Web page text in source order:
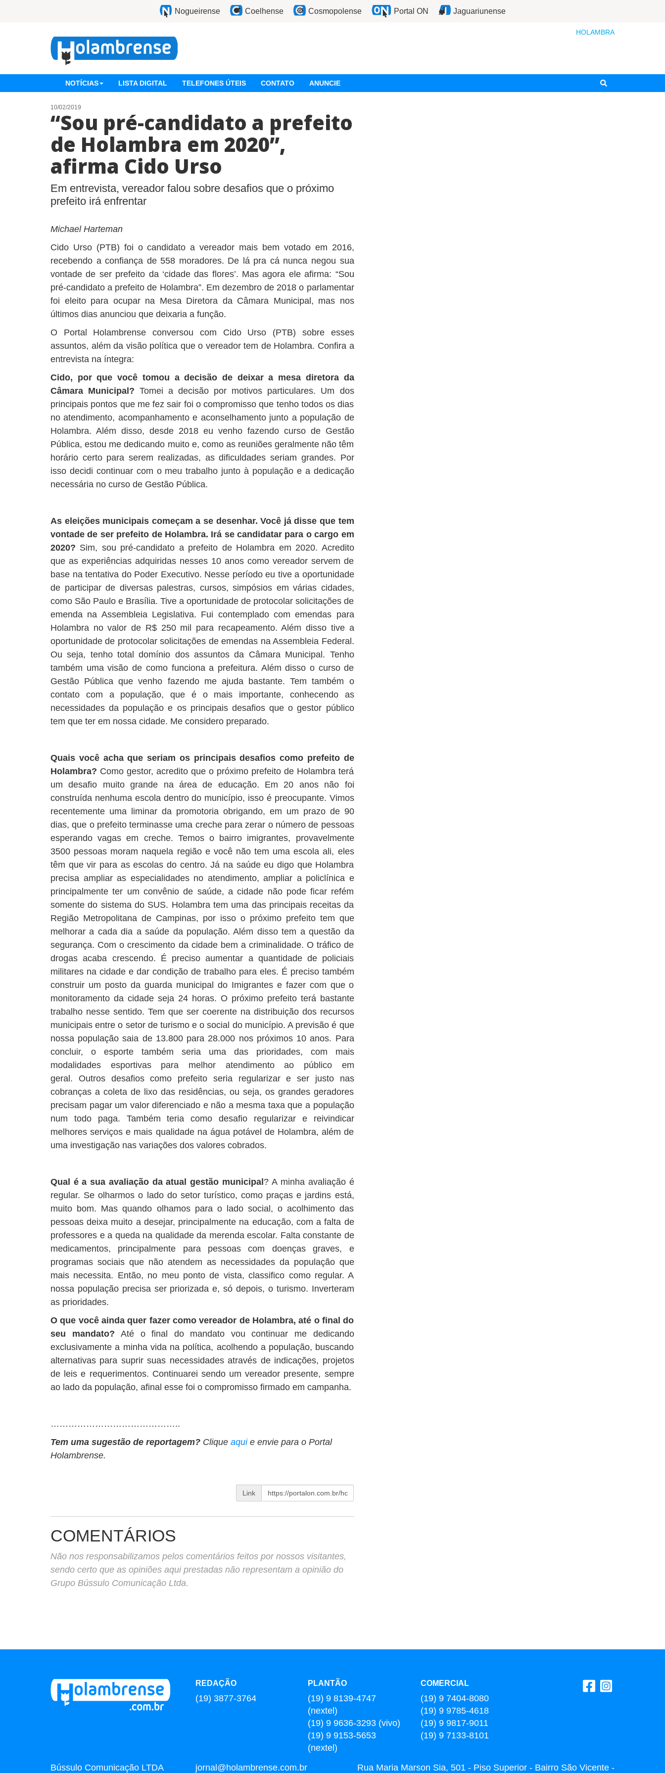
Nogueirense Coelhense Cosmopolense Portal ON Jaguariunense
HOLAMBRA
NOTÍCIAS LISTA DIGITAL TELEFONES ÚTEIS CONTATO ANUNCIE
10/02/2019
“Sou pré-candidato a prefeito
de Holambra em 2020”,
afirma Cido Urso
Em entrevista, vereador falou sobre desafios que o próximo
prefeito irá enfrentar
Michael Harteman
Cido Urso (PTB) foi o candidato a vereador mais bem votado em 2016,
recebendo a confiança de 558 moradores. De lá pra cá nunca negou sua
vontade de ser prefeito da ‘cidade das flores’. Mas agora ele afirma: “Sou
pré-candidato a prefeito de Holambra”. Em dezembro de 2018 o parlamentar
foi eleito para ocupar na Mesa Diretora da Câmara Municipal, mas nos
últimos dias anunciou que deixaria a função.
O Portal Holambrense conversou com Cido Urso (PTB) sobre esses
assuntos, além da visão política que o vereador tem de Holambra. Confira a
entrevista na íntegra:
Cido, por que você tomou a decisão de deixar a mesa diretora da
Câmara Municipal? Tomei a decisão por motivos particulares. Um dos
principais pontos que me fez sair foi o compromisso que tenho todos os dias
no atendimento, acompanhamento e aconselhamento junto a população de
Holambra. Além disso, desde 2018 eu venho fazendo curso de Gestão
Pública, estou me dedicando muito e, como as reuniões geralmente não têm
horário certo para serem realizadas, as dificuldades seriam grandes. Por
isso decidi continuar com o meu trabalho junto à população e a dedicação
necessária no curso de Gestão Pública.
As eleições municipais começam a se desenhar. Você já disse que tem
vontade de ser prefeito de Holambra. Irá se candidatar para o cargo em
2020? Sim, sou pré-candidato a prefeito de Holambra em 2020. Acredito
que as experiências adquiridas nesses 10 anos como vereador servem de
base na tentativa do Poder Executivo. Nesse período eu tive a oportunidade
de participar de diversas palestras, cursos, simpósios em várias cidades,
como São Paulo e Brasília. Tive a oportunidade de protocolar solicitações de
emenda na Assembleia Legislativa. Fui contemplado com emendas para
Holambra no valor de R$ 250 mil para recapeamento. Além disso tive a
oportunidade de protocolar solicitações de emendas na Assembleia Federal.
Ou seja, tenho total domínio dos assuntos da Câmara Municipal. Tenho
também uma visão de como funciona a prefeitura. Além disso o curso de
Gestão Pública que venho fazendo me ajuda bastante. Tem também o
contato com a população, que é o mais importante, conhecendo as
necessidades da população e os principais desafios que o gestor público
tem que ter em nossa cidade. Me considero preparado.
Quais você acha que seriam os principais desafios como prefeito de
Holambra? Como gestor, acredito que o próximo prefeito de Holambra terá
um desafio muito grande na área de educação. Em 20 anos não foi
construída nenhuma escola dentro do município, isso é preocupante. Vimos
recentemente uma liminar da promotoria obrigando, em um prazo de 90
dias, que o prefeito terminasse uma creche para zerar o número de pessoas
esperando vagas em creche. Temos o bairro imigrantes, provavelmente
3500 pessoas moram naquela região e você não tem uma escola ali, eles
têm que vir para as escolas do centro. Já na saúde eu digo que Holambra
precisa ampliar as especialidades no atendimento, ampliar a policlínica e
principalmente ter um convênio de saúde, a cidade não pode ficar refém
somente do sistema do SUS. Holambra tem uma das principais receitas da
Região Metropolitana de Campinas, por isso o próximo prefeito tem que
melhorar a cada dia a saúde da população. Além disso tem a questão da
segurança. Com o crescimento da cidade bem a criminalidade. O tráfico de
drogas acaba crescendo. É preciso aumentar a quantidade de policiais
militares na cidade e dar condição de trabalho para eles. É preciso também
construir um posto da guarda municipal do Imigrantes e fazer com que o
monitoramento da cidade seja 24 horas. O próximo prefeito terá bastante
trabalho nesse sentido. Tem que ser coerente na distribuição dos recursos
municipais entre o setor de turismo e o social do município. A previsão é que
nossa população saia de 13.800 para 28.000 nos próximos 10 anos. Para
concluir, o esporte também seria uma das prioridades, com mais
modalidades esportivas para melhor atendimento ao público em
geral. Outros desafios como prefeito seria regularizar e ser justo nas
cobranças a coleta de lixo das residências, ou seja, os grandes geradores
precisam pagar um valor diferenciado e não a mesma taxa que a população
num todo paga. Também teria como desafio regularizar e reivindicar
melhores serviços e mais qualidade na água potável de Holambra, além de
uma investigação nas variações dos valores cobrados.
Qual é a sua avaliação da atual gestão municipal ? A minha avaliação é
regular. Se olharmos o lado do setor turístico, como praças e jardins está,
muito bom. Mas quando olhamos para o lado social, o acolhimento das
pessoas deixa muito a desejar, principalmente na educação, com a falta de
professores e a queda na qualidade da merenda escolar. Falta constante de
medicamentos, principalmente para pessoas com doenças graves, e
programas sociais que não atendem as necessidades da população que
mais necessita. Então, no meu ponto de vista, classifico como regular. A
nossa população precisa ser priorizada e, só depois, o turismo. Inverteram
as prioridades.
O que você ainda quer fazer como vereador de Holambra, até o final do
seu mandato? Até o final do mandato vou continuar me dedicando
exclusivamente a minha vida na política, acolhendo a população, buscando
alternativas para suprir suas necessidades através de indicações, projetos
de leis e requerimentos. Continuarei sendo um vereador presente, sempre
ao lado da população, afinal esse foi o compromisso firmado em campanha.
……………………………………..
Tem uma sugestão de reportagem? Clique aqui e envie para o Portal
Holambrense.
Link
COMENTÁRIOS
Não nos responsabilizamos pelos comentários feitos por nossos visitantes,
sendo certo que as opiniões aqui prestadas não representam a opinião do
Grupo Bússulo Comunicação Ltda.
REDAÇÃO
(19) 3877-3764
PLANTÃO
(19) 9 8139-4747
(nextel)
(19) 9 9636-3293 (vivo)
(19) 9 9153-5653
(nextel)
COMERCIAL
(19) 9 7404-8080
(19) 9 9785-4618
(19) 9 9817-9011
(19) 9 7133-8101
Bússulo Comunicação LTDA jornal@holambrense.com.br Rua Maria Marson Sia, 501 - Piso Superior - Bairro São Vicente -